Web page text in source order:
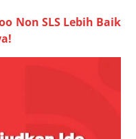
Non SLS Lebih Baik